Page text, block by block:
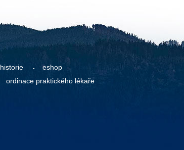
historie
eshop
ordinace praktického lékaře